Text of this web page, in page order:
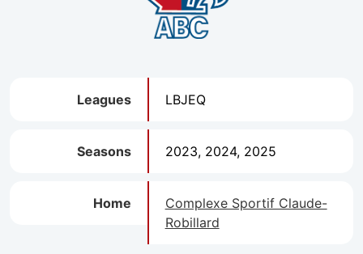
Leagues LBJEQ
Seasons 2023, 2024, 2025
Home
Complexe Sportif Claude-
Robillard